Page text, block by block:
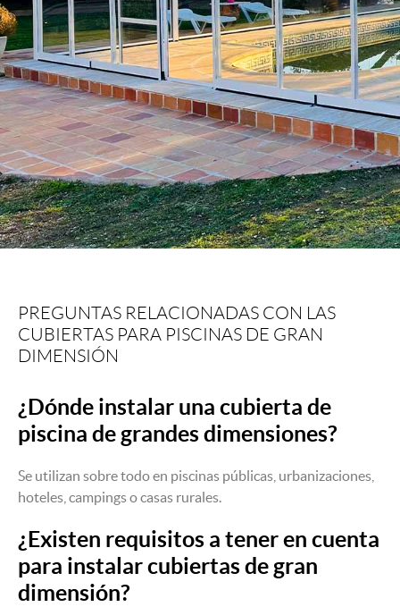
PREGUNTAS RELACIONADAS CON LAS
CUBIERTAS PARA PISCINAS DE GRAN
DIMENSIÓN
¿Dónde instalar una cubierta de
piscina de grandes dimensiones?
Se utilizan sobre todo en piscinas públicas, urbanizaciones,
hoteles, campings o casas rurales.
¿Existen requisitos a tener en cuenta
para instalar cubiertas de gran
dimensión?